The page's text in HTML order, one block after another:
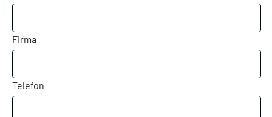
Firma
Telefon